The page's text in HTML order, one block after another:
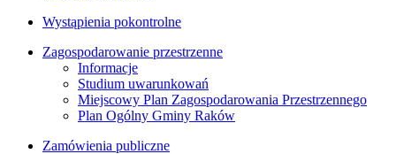
Wystąpienia pokontrolne
Zagospodarowanie przestrzenne
Informacje
Studium uwarunkowań
Miejscowy Plan Zagospodarowania Przestrzennego
Plan Ogólny Gminy Raków
Zamówienia publiczne